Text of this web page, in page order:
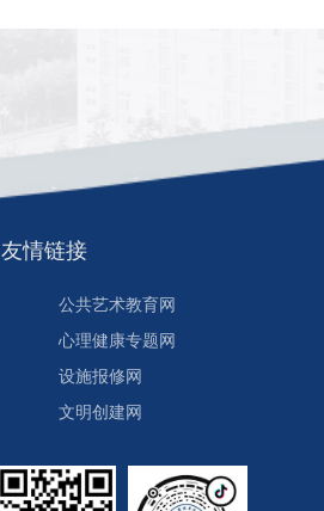
友情链接
公共艺术教育网
心理健康专题网
设施报修网
文明创建网